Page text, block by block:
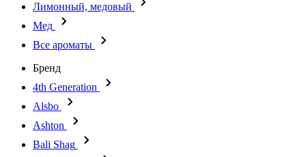
Лимонный, медовый
Мед
Все ароматы
Бренд
4th Generation
Alsbo
Ashton
Bali Shag